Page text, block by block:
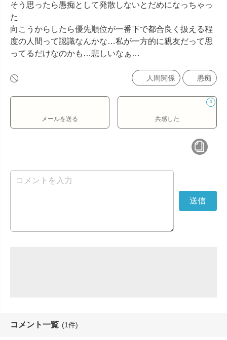
そう思ったら愚痴として発散しないとだめになっちゃっ
た
向こうからしたら優先順位が一番下で都合良く扱える程
度の人間って認識なんかな…私が一方的に親友だって思
ってるだけなのかも…悲しいなぁ…
人間関係 愚痴
メールを送る
0
共感した
コメント一覧 (1件)